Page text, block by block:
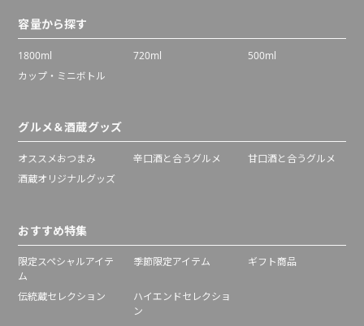
容量から探す
1800ml 720ml
500ml
カップ・ミニボトル
グルメ＆酒蔵グッズ
オススメおつまみ 辛口酒と合うグルメ
甘口酒と合うグルメ
酒蔵オリジナルグッズ
おすすめ特集
限定スペシャルアイテ
ム
季節限定アイテム ギフト商品
伝統蔵セレクション
ハイエンドセレクショ
ン